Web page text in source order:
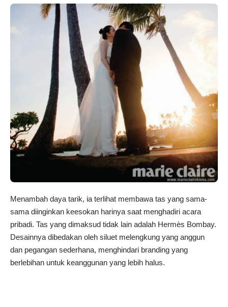
Menambah daya tarik, ia terlihat membawa tas yang sama-
sama diinginkan keesokan harinya saat menghadiri acara
pribadi. Tas yang dimaksud tidak lain adalah Hermès Bombay.
Desainnya dibedakan oleh siluet melengkung yang anggun
dan pegangan sederhana, menghindari branding yang
berlebihan untuk keanggunan yang lebih halus.